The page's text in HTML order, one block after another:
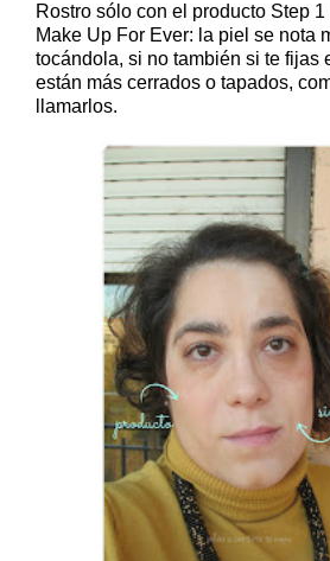
Rostro sólo con el producto Step
Make Up For Ever: la piel se nota
tocándola, si no también si te fijas
están más cerrados o tapados,
llamarlos.